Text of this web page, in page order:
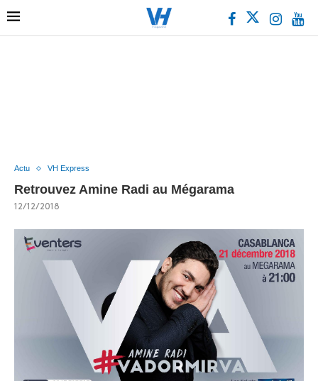
Actu VH Express
Retrouvez Amine Radi au Mégarama
12/12/2018